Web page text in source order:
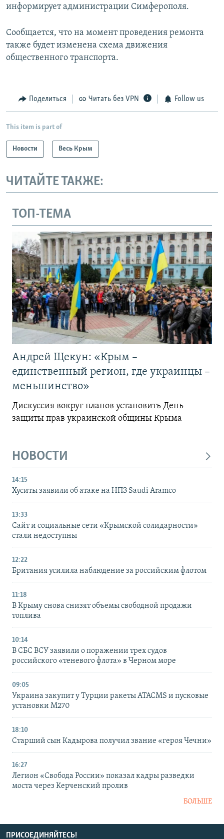
информирует администрации Симферополя.
Сообщается, что на момент проведения ремонта
также будет изменена схема движения
общественного транспорта.
Поделиться Читать без VPN Follow us
This item is part of
Новости Весь Крым
ЧИТАЙТЕ ТАКЖЕ:
ТОП-ТЕМА
Андрей Щекун: «Крым –
единственный регион, где украинцы –
меньшинство»
Дискуссия вокруг планов установить День
защиты прав украинской общины Крыма
НОВОСТИ
14:15
Хуситы заявили об атаке на НПЗ Saudi Aramco
13:33
Сайт и социальные сети «Крымской солидарности»
стали недоступны
12:22
Британия усилила наблюдение за российским флотом
11:18
В Крыму снова снизят объемы свободной продажи
топлива
10:14
В СБС ВСУ заявили о поражении трех судов
российского «теневого флота» в Черном море
09:05
Украина закупит у Турции ракеты ATACMS и пусковые
установки M270
18:10
Старший сын Кадырова получил звание «героя Чечни»
16:27
Легион «Свобода России» показал кадры разведки
моста через Керченский пролив
БОЛЬШЕ
ПРИСОЕДИНЯЙТЕСЬ!